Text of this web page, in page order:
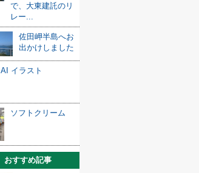
で、大東建託のリ
レー...
佐田岬半島へお
出かけしました
AI イラスト
ソフトクリーム
おすすめ記事